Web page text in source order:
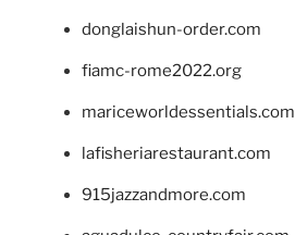
donglaishun-order.com
fiamc-rome2022.org
mariceworldessentials.com
lafisheriarestaurant.com
915jazzandmore.com